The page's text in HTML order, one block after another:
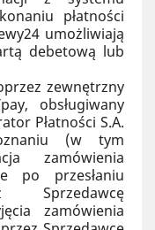
płatności
umożliwiają
debetową lub
zewnętrzny
obsługiwany
Płatności S.A.
(w tym
zamówienia
po przesłaniu
Sprzedawcę
zamówienia